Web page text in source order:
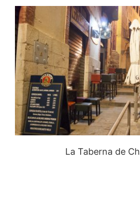
La Taberna de